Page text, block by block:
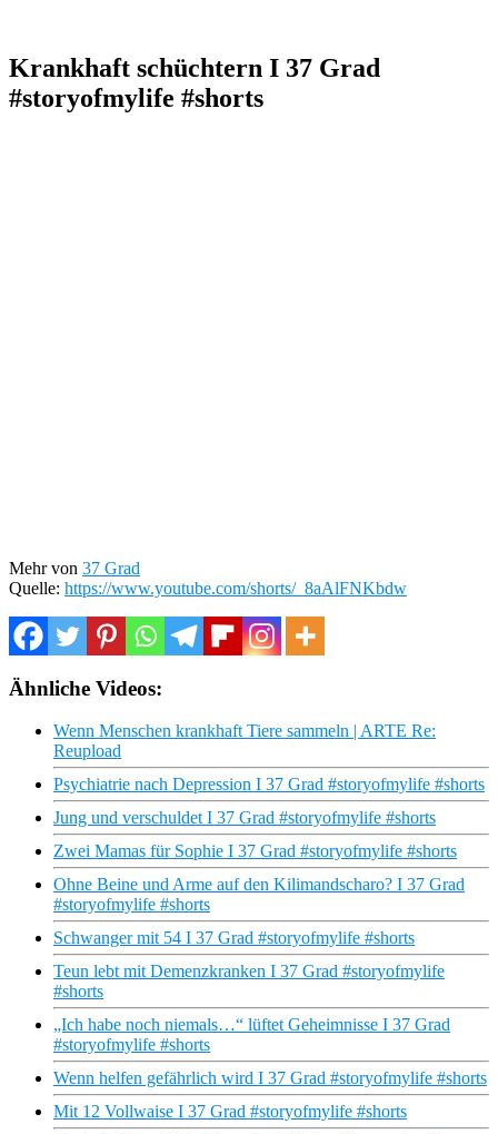
Krankhaft schüchtern I 37 Grad
#storyofmylife #shorts
Mehr von 37 Grad
Quelle: https://www.youtube.com/shorts/_8aAlFNKbdw
Ähnliche Videos:
Wenn Menschen krankhaft Tiere sammeln | ARTE Re:
Reupload
Psychiatrie nach Depression I 37 Grad #storyofmylife #shorts
Jung und verschuldet I 37 Grad #storyofmylife #shorts
Zwei Mamas für Sophie I 37 Grad #storyofmylife #shorts
Ohne Beine und Arme auf den Kilimandscharo? I 37 Grad
#storyofmylife #shorts
Schwanger mit 54 I 37 Grad #storyofmylife #shorts
Teun lebt mit Demenzkranken I 37 Grad #storyofmylife
#shorts
„Ich habe noch niemals…“ lüftet Geheimnisse I 37 Grad
#storyofmylife #shorts
Wenn helfen gefährlich wird I 37 Grad #storyofmylife #shorts
Mit 12 Vollwaise I 37 Grad #storyofmylife #shorts